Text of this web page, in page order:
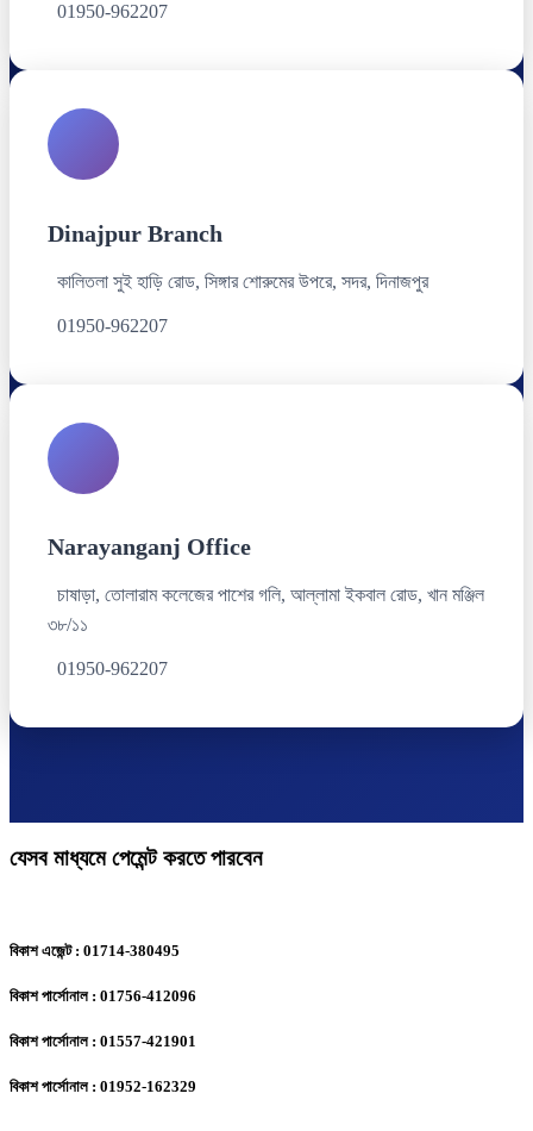
01950-962207
Dinajpur Branch
কালিতলা সুই হাড়ি রোড, সিঙ্গার শোরুমের উপরে, সদর, দিনাজপুর
01950-962207
Narayanganj Office
চাষাড়া, তোলারাম কলেজের পাশের গলি, আল্লামা ইকবাল রোড, খান মঞ্জিল
৩৮/১১
01950-962207
যেসব মাধ্যমে পেমেন্ট করতে পারবেন
বিকাশ এজেন্ট : 01714-380495
বিকাশ পার্সোনাল : 01756-412096
বিকাশ পার্সোনাল : 01557-421901
বিকাশ পার্সোনাল : 01952-162329